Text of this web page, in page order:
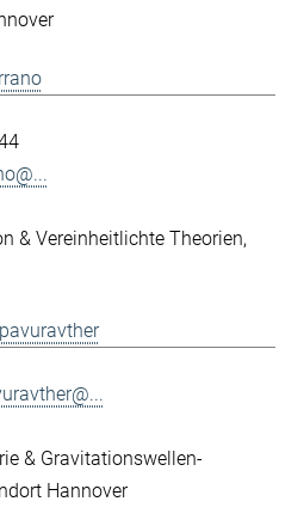
& Vereinheitlichte Theorien
& Gravitationswellen-
Hannover